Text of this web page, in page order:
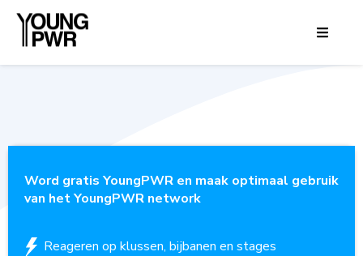
Word gratis YoungPWR en maak optimaal gebruik
van het YoungPWR network
Reageren op klussen, bijbanen en stages